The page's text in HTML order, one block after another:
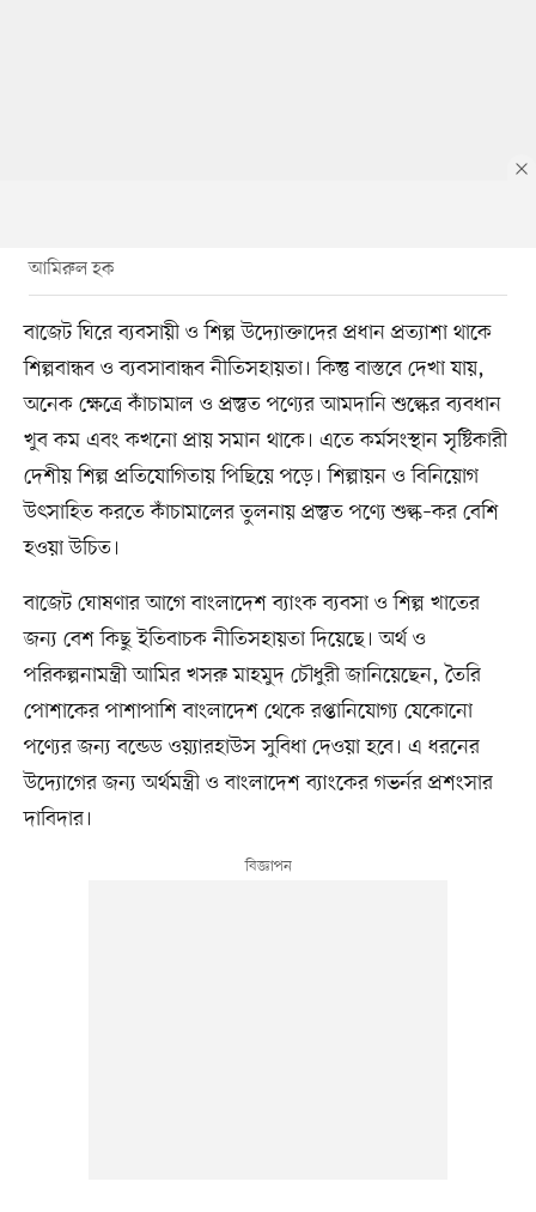
আমিরুল হক
বাজেট ঘিরে ব্যবসায়ী ও শিল্প উদ্যোক্তাদের প্রধান প্রত্যাশা থাকে
শিল্পবান্ধব ও ব্যবসাবান্ধব নীতিসহায়তা। কিন্তু বাস্তবে দেখা যায়,
অনেক ক্ষেত্রে কাঁচামাল ও প্রস্তুত পণ্যের আমদানি শুল্কের ব্যবধান
খুব কম এবং কখনো প্রায় সমান থাকে। এতে কর্মসংস্থান সৃষ্টিকারী
দেশীয় শিল্প প্রতিযোগিতায় পিছিয়ে পড়ে। শিল্পায়ন ও বিনিয়োগ
উৎসাহিত করতে কাঁচামালের তুলনায় প্রস্তুত পণ্যে শুল্ক–কর বেশি
হওয়া উচিত।
বাজেট ঘোষণার আগে বাংলাদেশ ব্যাংক ব্যবসা ও শিল্প খাতের
জন্য বেশ কিছু ইতিবাচক নীতিসহায়তা দিয়েছে। অর্থ ও
পরিকল্পনামন্ত্রী আমির খসরু মাহমুদ চৌধুরী জানিয়েছেন, তৈরি
পোশাকের পাশাপাশি বাংলাদেশ থেকে রপ্তানিযোগ্য যেকোনো
পণ্যের জন্য বন্ডেড ওয়্যারহাউস সুবিধা দেওয়া হবে। এ ধরনের
উদ্যোগের জন্য অর্থমন্ত্রী ও বাংলাদেশ ব্যাংকের গভর্নর প্রশংসার
দাবিদার।